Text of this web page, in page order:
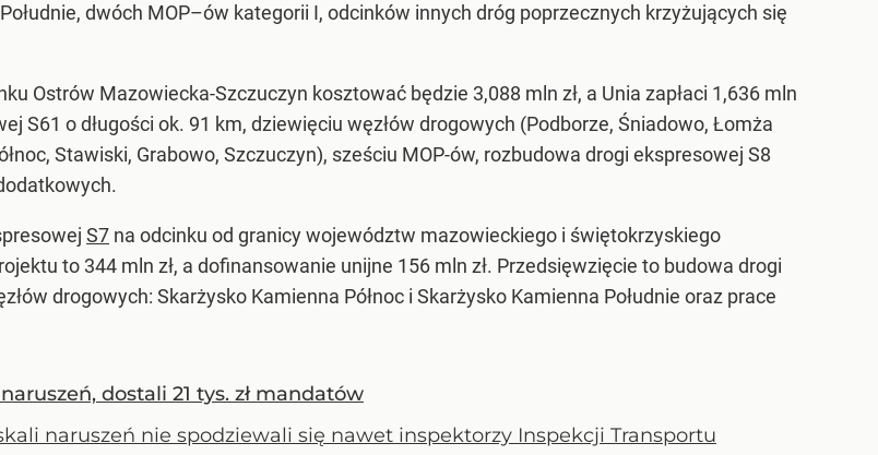
dwóch MOP–ów kategorii I, odcinków innych dróg poprzecznych krzyżujących się
Ostrów Mazowiecka-Szczuczyn kosztować będzie 3,088 mln zł, a Unia zapłaci 1,636 mln
S61 o długości ok. 91 km, dziewięciu węzłów drogowych (Podborze, Śniadowo, Łomża
Stawiski, Grabowo, Szczuczyn), sześciu MOP-ów, rozbudowa drogi ekspresowej S8
S7 na odcinku od granicy województw mazowieckiego i świętokrzyskiego
to 344 mln zł, a dofinansowanie unijne 156 mln zł. Przedsięwzięcie to budowa drogi
drogowych: Skarżysko Kamienna Północ i Skarżysko Kamienna Południe oraz prace
dostali 21 tys. zł mandatów
naruszeń nie spodziewali się nawet inspektorzy Inspekcji Transportu